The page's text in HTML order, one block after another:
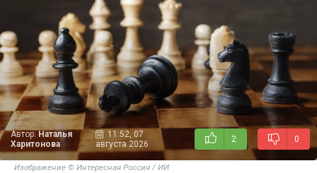
Автор:Наталья
Харитонова
11:52, 07
августа 2026
2 0
Изображение © Интересная Россия / ИИ